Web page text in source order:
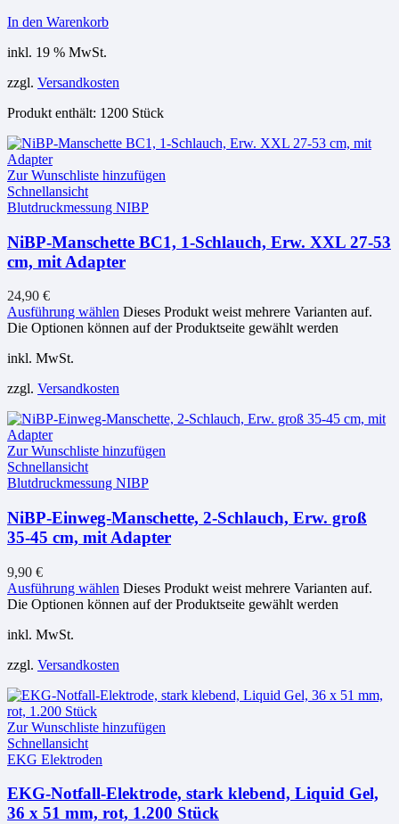
In den Warenkorb
inkl. 19 % MwSt.
zzgl. Versandkosten
Produkt enthält: 1200 Stück
Zur Wunschliste hinzufügen
Schnellansicht
Blutdruckmessung NIBP
NiBP-Manschette BC1, 1-Schlauch, Erw. XXL 27-53
cm, mit Adapter
24,90 €
Ausführung wählen Dieses Produkt weist mehrere Varianten auf.
Die Optionen können auf der Produktseite gewählt werden
inkl. MwSt.
zzgl. Versandkosten
Zur Wunschliste hinzufügen
Schnellansicht
Blutdruckmessung NIBP
NiBP-Einweg-Manschette, 2-Schlauch, Erw. groß
35-45 cm, mit Adapter
9,90 €
Ausführung wählen Dieses Produkt weist mehrere Varianten auf.
Die Optionen können auf der Produktseite gewählt werden
inkl. MwSt.
zzgl. Versandkosten
Zur Wunschliste hinzufügen
Schnellansicht
EKG Elektroden
EKG-Notfall-Elektrode, stark klebend, Liquid Gel,
36 x 51 mm, rot, 1.200 Stück